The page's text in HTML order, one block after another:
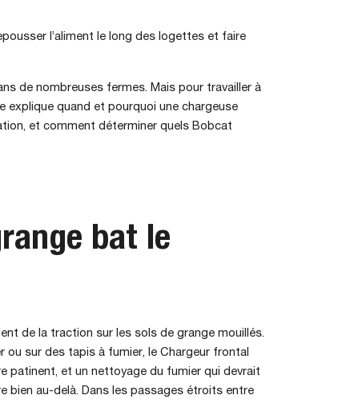
l’aliment le long des logettes et faire
de nombreuses fermes. Mais pour travailler à
explique quand et pourquoi une chargeuse
et comment déterminer quels Bobcat
bat le
de la traction sur les sols de grange mouillés.
ou sur des tapis à fumier, le Chargeur frontal
patinent, et un nettoyage du fumier qui devrait
bien au-delà. Dans les passages étroits entre